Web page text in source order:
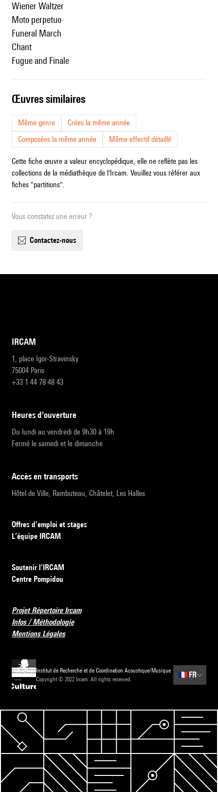
Wiener Waltzer
Moto perpetuo
Funeral March
Chant
Fugue and Finale
œuvres similaires
Même genre
Crées la même année
Composées la même année
Même effectif détaillé
Cette fiche œuvre a valeur encyclopédique, elle ne reflète pas les
collections de la médiathèque de l'Ircam. Veuillez vous référer aux
fiches "partitions".
Vous constatez une erreur ?
contactez-nous
IRCAM
1, place Igor-Stravinsky
75004 Paris
+33 1 44 78 48 43
heures d'ouverture
Du lundi au vendredi de 9h30 à 19h
Fermé le samedi et le dimanche
accès en transports
Hôtel de Ville, Rambuteau, Châtelet, Les Halles
Offres d’emploi et stages
L’équipe IRCAM
Soutenir l’IRCAM
Centre Pompidou
Projet Répertoire Ircam
Infos / Méthodologie
Mentions Légales
Institut de Recherche et de Coordination Acoustique/Musique
Copyright © 2022 Ircam. All rights reserved.
🇫🇷 FR